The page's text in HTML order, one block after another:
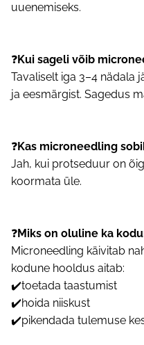
uuenemiseks.
❓Kui sageli võib
Tavaliselt iga 3–4 nädala
ja eesmärgist. Sagedus
❓Kas microneedling
Jah, kui protseduur on
koormata üle.
❓Miks on oluline ka
Microneedling käivitab
kodune hooldus aitab:
✔️toetada taastumist
✔️hoida niiskust
✔️pikendada tulemuse